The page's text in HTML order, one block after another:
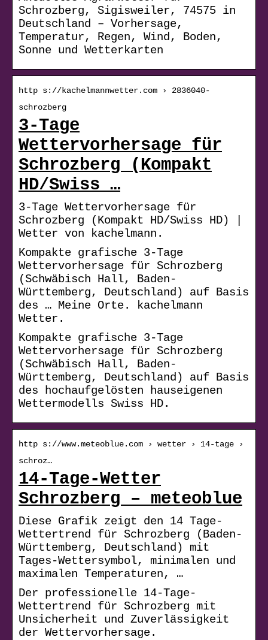
Schrozberg, Sigisweiler, 74575 in
Deutschland – Vorhersage,
Temperatur, Regen, Wind, Boden,
Sonne und Wetterkarten
http s://kachelmannwetter.com › 2836040-
schrozberg
3-Tage
Wettervorhersage für
Schrozberg (Kompakt
HD/Swiss …
3-Tage Wettervorhersage für
Schrozberg (Kompakt HD/Swiss HD) |
Wetter von kachelmann.
Kompakte grafische 3-Tage
Wettervorhersage für Schrozberg
(Schwäbisch Hall, Baden-
Württemberg, Deutschland) auf Basis
des … Meine Orte. kachelmann
Wetter.
Kompakte grafische 3-Tage
Wettervorhersage für Schrozberg
(Schwäbisch Hall, Baden-
Württemberg, Deutschland) auf Basis
des hochaufgelösten hauseigenen
Wettermodells Swiss HD.
http s://www.meteoblue.com › wetter › 14-tage ›
schroz…
14-Tage-Wetter
Schrozberg – meteoblue
Diese Grafik zeigt den 14 Tage-
Wettertrend für Schrozberg (Baden-
Württemberg, Deutschland) mit
Tages-Wettersymbol, minimalen und
maximalen Temperaturen, …
Der professionelle 14-Tage-
Wettertrend für Schrozberg mit
Unsicherheit und Zuverlässigkeit
der Wettervorhersage.